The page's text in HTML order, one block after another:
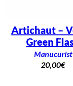
Artichaut –
Green
Manucurist
20,00€